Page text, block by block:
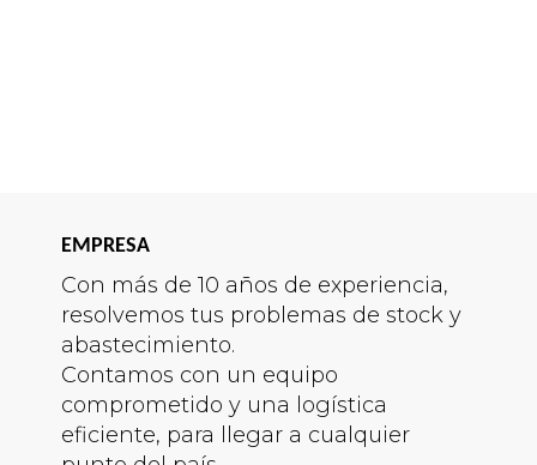
EMPRESA
Con más de 10 años de experiencia,
resolvemos tus problemas de stock y
abastecimiento.
Contamos con un equipo
comprometido y una logística
eficiente, para llegar a cualquier